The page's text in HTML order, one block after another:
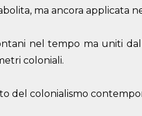
ma ancora applicata
nel tempo ma uniti
coloniali.
del colonialismo